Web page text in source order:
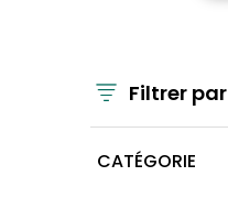
Filtrer par
CATÉGORIE